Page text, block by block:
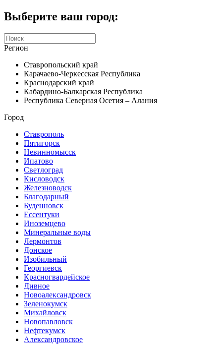
Выберите ваш город:
Регион
Ставропольский край
Карачаево-Черкесская Республика
Краснодарский край
Кабардино-Балкарская Республика
Республика Северная Осетия – Алания
Город
Ставрополь
Пятигорск
Невинномысск
Ипатово
Светлоград
Кисловодск
Железноводск
Благодарный
Буденновск
Ессентуки
Иноземцево
Минеральные воды
Лермонтов
Донское
Изобильный
Георгиевск
Красногвардейское
Дивное
Новоалександровск
Зеленокумск
Михайловск
Новопавловск
Нефтекумск
Александровское